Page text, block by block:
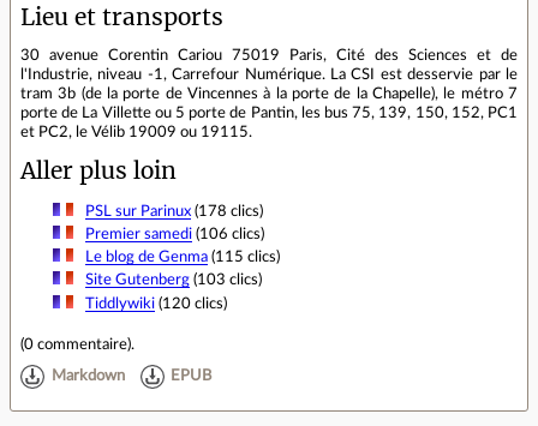
Lieu et transports
30 avenue Corentin Cariou 75019 Paris, Cité des Sciences et de
l'Industrie, niveau -1, Carrefour Numérique. La CSI est desservie par le
tram 3b (de la porte de Vincennes à la porte de la Chapelle), le métro 7
porte de La Villette ou 5 porte de Pantin, les bus 75, 139, 150, 152, PC1
et PC2, le Vélib 19009 ou 19115.
Aller plus loin
PSL sur Parinux(178 clics)
Premier samedi(106 clics)
Le blog de Genma(115 clics)
Site Gutenberg(103 clics)
Tiddlywiki(120 clics)
(0 commentaire).
Markdown EPUB